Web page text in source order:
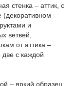
стенка – аттик, с
(декоративном
и
ветвей,
от аттика –
с каждой
– яркий образец